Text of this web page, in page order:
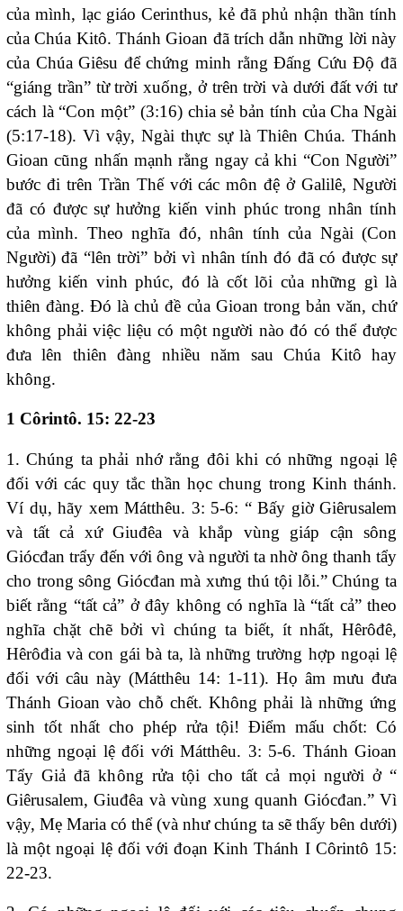
của mình, lạc giáo Cerinthus, kẻ đã phủ nhận thần tính
của Chúa Kitô. Thánh Gioan đã trích dẫn những lời này
của Chúa Giêsu để chứng minh rằng Đấng Cứu Độ đã
“giáng trần” từ trời xuống, ở trên trời và dưới đất với tư
cách là “Con một” (3:16) chia sẻ bản tính của Cha Ngài
(5:17-18). Vì vậy, Ngài thực sự là Thiên Chúa. Thánh
Gioan cũng nhấn mạnh rằng ngay cả khi “Con Người”
bước đi trên Trần Thế với các môn đệ ở Galilê, Người
đã có được sự hưởng kiến vinh phúc trong nhân tính
của mình. Theo nghĩa đó, nhân tính của Ngài (Con
Người) đã “lên trời” bởi vì nhân tính đó đã có được sự
hưởng kiến vinh phúc, đó là cốt lõi của những gì là
thiên đàng. Đó là chủ đề của Gioan trong bản văn, chứ
không phải việc liệu có một người nào đó có thể được
đưa lên thiên đàng nhiều năm sau Chúa Kitô hay
không.
1 Côrintô. 15: 22-23
1. Chúng ta phải nhớ rằng đôi khi có những ngoại lệ
đối với các quy tắc thần học chung trong Kinh thánh.
Ví dụ, hãy xem Mátthêu. 3: 5-6: “ Bấy giờ Giêrusalem
và tất cả xứ Giuđêa và khắp vùng giáp cận sông
Giócđan trẩy đến với ông và người ta nhờ ông thanh tẩy
cho trong sông Giócđan mà xưng thú tội lỗi.” Chúng ta
biết rằng “tất cả” ở đây không có nghĩa là “tất cả” theo
nghĩa chặt chẽ bởi vì chúng ta biết, ít nhất, Hêrôđê,
Hêrôđia và con gái bà ta, là những trường hợp ngoại lệ
đối với câu này (Mátthêu 14: 1-11). Họ âm mưu đưa
Thánh Gioan vào chỗ chết. Không phải là những ứng
sinh tốt nhất cho phép rửa tội! Điểm mấu chốt: Có
những ngoại lệ đối với Mátthêu. 3: 5-6. Thánh Gioan
Tẩy Giả đã không rửa tội cho tất cả mọi người ở “
Giêrusalem, Giuđêa và vùng xung quanh Giócđan.” Vì
vậy, Mẹ Maria có thể (và như chúng ta sẽ thấy bên dưới)
là một ngoại lệ đối với đoạn Kinh Thánh I Côrintô 15:
22-23.